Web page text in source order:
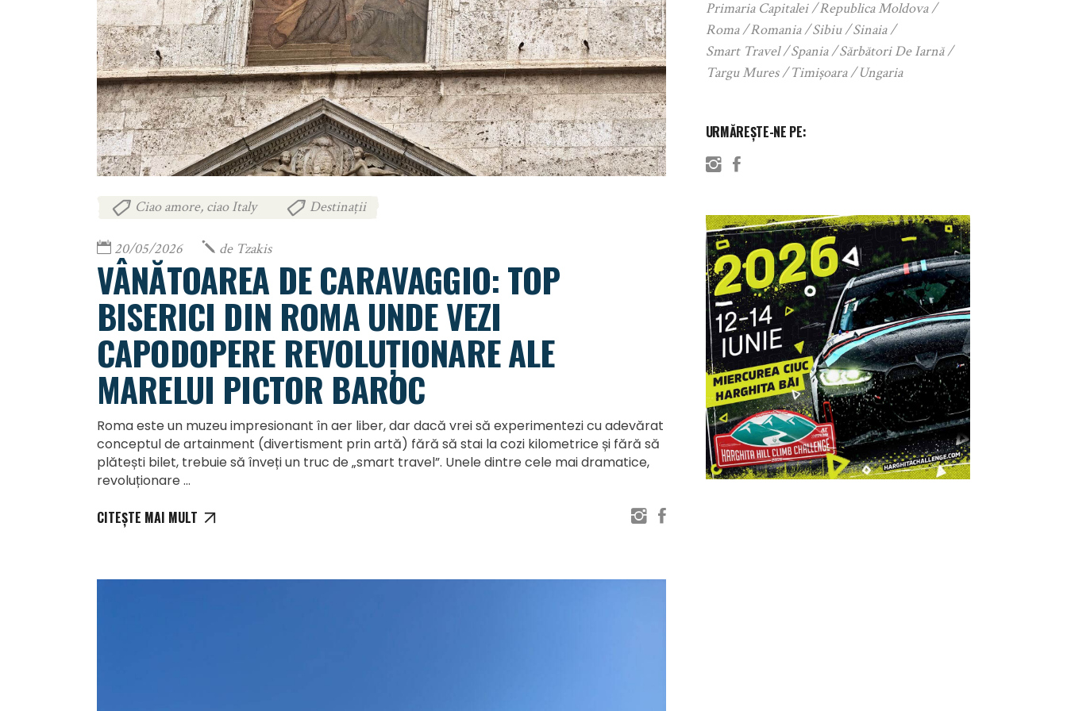
Ciao amore, ciao Italy Destinații
20/05/2026 de Tzakis
VÂNĂTOAREA DE CARAVAGGIO: TOP
BISERICI DIN ROMA UNDE VEZI
CAPODOPERE REVOLUȚIONARE ALE
MARELUI PICTOR BAROC
Roma este un muzeu impresionant în aer liber, dar dacă vrei să experimentezi cu adevărat
conceptul de artainment (divertisment prin artă) fără să stai la cozi kilometrice și fără să
plătești bilet, trebuie să înveți un truc de „smart travel”. Unele dintre cele mai dramatice,
revoluționare
CITEȘTE MAI MULT
Primaria Capitalei
Republica Moldova
Roma
Romania Sibiu
Sinaia
Smart Travel
Spania
Sărbători De Iarnă
Targu Mures
Timișoara Ungaria
URMĂREȘTE-NE PE: